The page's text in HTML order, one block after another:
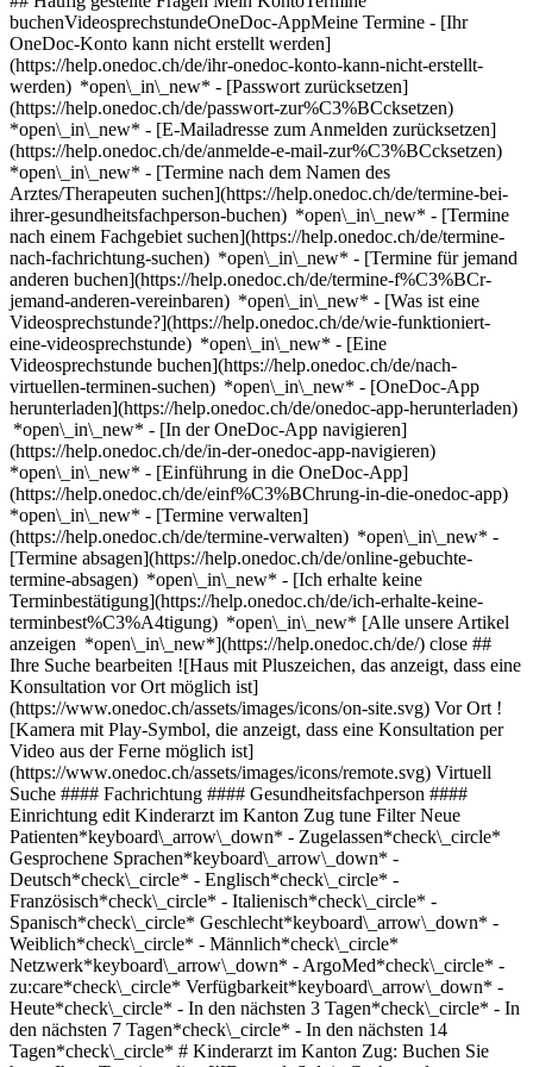
buchenVideosprechstundeOneDoc-AppMeine Termine - [Ihr
OneDoc-Konto kann nicht erstellt werden]
(https://help.onedoc.ch/de/ihr-onedoc-konto-kann-nicht-erstellt-
werden) *open\_in\_new* - [Passwort zurücksetzen]
(https://help.onedoc.ch/de/passwort-zur%C3%BCcksetzen)
*open\_in\_new* - [E-Mailadresse zum Anmelden zurücksetzen]
(https://help.onedoc.ch/de/anmelde-e-mail-zur%C3%BCcksetzen)
*open\_in\_new* - [Termine nach dem Namen des
Arztes/Therapeuten suchen](https://help.onedoc.ch/de/termine-bei-
ihrer-gesundheitsfachperson-buchen) *open\_in\_new* - [Termine
nach einem Fachgebiet suchen](https://help.onedoc.ch/de/termine-
nach-fachrichtung-suchen) *open\_in\_new* - [Termine für jemand
anderen buchen](https://help.onedoc.ch/de/termine-f%C3%BCr-
jemand-anderen-vereinbaren) *open\_in\_new* - [Was ist eine
Videosprechstunde?](https://help.onedoc.ch/de/wie-funktioniert-
eine-videosprechstunde) *open\_in\_new* - [Eine
Videosprechstunde buchen](https://help.onedoc.ch/de/nach-
virtuellen-terminen-suchen) *open\_in\_new* - [OneDoc-App
herunterladen](https://help.onedoc.ch/de/onedoc-app-herunterladen)
*open\_in\_new* - [In der OneDoc-App navigieren]
(https://help.onedoc.ch/de/in-der-onedoc-app-navigieren)
*open\_in\_new* - [Einführung in die OneDoc-App]
(https://help.onedoc.ch/de/einf%C3%BChrung-in-die-onedoc-app)
*open\_in\_new* - [Termine verwalten](https://help.onedoc.ch/de/termine-verwalten) *open\_in\_new* - [Termine absagen](https://help.onedoc.ch/de/online-gebuchte-termine-absagen) *open\_in\_new* - [Ich erhalte keine Terminbestätigung](https://help.onedoc.ch/de/ich-erhalte-keine-terminbest%C3%A4tigung) *open\_in\_new* [Alle unsere Artikel anzeigen *open\_in\_new*](https://help.onedoc.ch/de/) close ## Ihre Suche bearbeiten ![Haus mit Pluszeichen, das anzeigt, dass eine Konsultation vor Ort möglich ist](https://www.onedoc.ch/assets/images/icons/on-site.svg) Vor Ort ![Kamera mit Play-Symbol, die anzeigt, dass eine Konsultation per Video aus der Ferne möglich ist](https://www.onedoc.ch/assets/images/icons/remote.svg) Virtuell Suche #### Fachrichtung #### Gesundheitsfachperson #### Einrichtung edit Kinderarzt im Kanton Zug tune Filter Neue Patienten*keyboard\_arrow\_down* - Zugelassen*check\_circle* Gesprochene Sprachen*keyboard\_arrow\_down* - Deutsch*check\_circle* - Englisch*check\_circle* - Französisch*check\_circle* - Italienisch*check\_circle* - Spanisch*check\_circle* Geschlecht*keyboard\_arrow\_down* - Weiblich*check\_circle* - Männlich*check\_circle* Netzwerk*keyboard\_arrow\_down* - ArgoMed*check\_circle* - zu:care*check\_circle* Verfügbarkeit*keyboard\_arrow\_down* - Heute*check\_circle* - In den nächsten 3 Tagen*check\_circle* - In den nächsten 7 Tagen*check\_circle* - In den nächsten 14 Tagen*check\_circle* # Kinderarzt im Kanton Zug: Buchen Sie heute Ihren Termin online [![Dr. med. Sylvia Gschwend, Kinderärztin in Zug](https://assets.onedoc.ch/images/users/9571321e555f9cdf002ec8aa7d4b449011b9364d62a984303315e6050b8417e9-small.jpg "Dr. med. Sylvia Gschwend, Kinderärztin in Zug")](https://www.onedoc.ch/de/kinderarztin/zug/pu6q/dr-med-sylvia-gschwend) ### [Dr. med. Sylvia Gschwend](https://www.onedoc.ch/de/kinderarztin/zug/pu6q/dr-med-sylvia-gschwend) ![Abzeichen, das ein verifiziertes Profil kennzeichnet](https://www.onedoc.ch/assets/images/icons/checkmark.svg) [Kinderärztin](https://www.onedoc.ch/de/kinderarzt/zug) [Praxis für Kinder und Jugendliche, Wachstums- und Hormonfragen Dr. med. Sylvia Gschwend](https://www.onedoc.ch/de/medizinische-praxis/zug/en4d/praxis-fur-kinder-und-jugendliche-wachstums-und-hormonfragen-dr-med-sylvia-gschwend) Bahnhofstrasse 32 6300 Zug ![Dr. med. Sylvia Gschwend ist bei ArgoMed angeschlossen](https://assets.onedoc.ch/images/networks/logos/56e2a8e8292e9df6e76e9f4a2e0ed8e8d2214c4de1f587b1dba51bed3a27b454-small.png) ![Patient mit Pluszeichen, der anzeigt, dass neue Patienten angenommen werden](https://www.onedoc.ch/assets/images/icons/new-patients.svg)Akzeptiert neue Patienten [Termin buchen](https://www.onedoc.ch/de/kinderarztin/zug/pu6q/dr-med-sylvia-gschwend) Expertisen:[Humane Papillomaviren Impfung (HPV) | Gebärmutterhalskrebsimpfung](https://www.onedoc.ch/de/humane-papillomaviren-impfung-hpv-gebarmutterhalskrebsimpfung/zug), [Aufmerksamkeitsdefizit | Hyperaktivitätsstörung | ADHS](https://www.onedoc.ch/de/aufmerksamkeitsdefizit-hyperaktivitatsstorung-adhs/zug), [Pädiatrische Diabetologie](https://www.onedoc.ch/de/padiatrische-diabetologie/zug), [Allergie | AllergoTest | Allergieabklärung](https://www.onedoc.ch/de/allergie-allergotest-allergieabklarung/zug), [Entwicklungsbegleitung](https://www.onedoc.ch/de/entwicklungsbegleitung/zug), [Vorsorgeuntersuchung bei Kindern | Pädiatrische Vorsorgeuntersuchung | Entwicklungskontrolle](https://www.onedoc.ch/de/vorsorgeuntersuchung-bei-kindern-padiatrische-vorsorgeuntersuchung-entwicklungskontrolle/zug), [Impfungen bei Kindern | Impfungen bei Säuglingen | Impfberatung Pädiatrie](https://www.onedoc.ch/de/impfungen-bei-kindern-impfungen-bei-sauglingen-impfberatung-padiatrie/zug)Mehr anzeigen *chevron\_left* Di. 04 Aug. *chevron\_right* Mehr Termine anzeigen *error\_outline* Beim Laden der Verfügbarkeiten ist ein Fehler aufgetreten [Erneut versuchen](https://www.onedoc.ch) Expertisen:[Humane Papillomaviren Impfung (HPV) | Gebärmutterhalskrebsimpfung](https://www.onedoc.ch/de/humane-papillomaviren-impfung-hpv-gebarmutterhalskrebsimpfung/zug), [Aufmerksamkeitsdefizit | Hyperaktivitätsstörung | ADHS](https://www.onedoc.ch/de/aufmerksamkeitsdefizit-hyperaktivitatsstorung-adhs/zug), [Pädiatrische Diabetologie](https://www.onedoc.ch/de/padiatrische-diabetologie/zug), [Allergie | AllergoTest | Allergieabklärung](https://www.onedoc.ch/de/allergie-allergotest-allergieabklarung/zug), [Entwicklungsbegleitung](https://www.onedoc.ch/de/entwicklungsbegleitung/zug), [Vorsorgeuntersuchung bei Kindern | Pädiatrische Vorsorgeuntersuchung | Entwicklungskontrolle](https://www.onedoc.ch/de/vorsorgeuntersuchung-bei-kindern-padiatrische-vorsorgeuntersuchung-entwicklungskontrolle/zug), [Impfungen bei Kindern | Impfungen bei Säuglingen | Impfberatung Pädiatrie](https://www.onedoc.ch/de/impfungen-bei-kindern-impfungen-bei-sauglingen-impfberatung-padiatrie/zug)Mehr anzeigen [![Dr. med. Pius Bürki, Kinderarzt in Baar](https://assets.onedoc.ch/images/users/178d7593bfe0ae08f0243d944f8405d23f340a854d69d94f4d0e0e0e93c9b50b-small.jpg "Dr. med. Pius Bürki, Kinderarzt in Baar")](https://www.onedoc.ch/de/kinderarzt/baar/pcklj/dr-med-pius-burki) ### [Dr. med. Pius Bürki](https://www.onedoc.ch/de/kinderarzt/baar/pcklj/dr-med-pius-burki) ![Abzeichen, das ein verifiziertes Profil kennzeichnet](https://www.onedoc.ch/assets/images/icons/checkmark.svg) [Kinderarzt](https://www.onedoc.ch/de/kinderarzt/baar) [Kinderzentrum Lindenpark](https://www.onedoc.ch/de/gruppenpraxis/baar/ex47/kinderzentrum-lindenpark) Lindenstrasse 10 6340 Baar ![Dr. med. Pius Bürki ist bei zu:care angeschlossen](https://assets.onedoc.ch/images/networks/logos/9e85df5b147dea7d50fbe6ccd373506a5cbce180d11a930ccb650d3068234935-small.png) ![Patient mit Pluszeichen, der anzeigt, dass neue Patienten angenommen werden](https://www.onedoc.ch/assets/images/icons/new-patients.svg)Akzeptiert neue Patienten [Termin buchen](https://www.onedoc.ch/de/kinderarzt/baar/pcklj/dr-med-pius-burki) Expertisen:[Humane Papillomaviren Impfung (HPV) | Gebärmutterhalskrebsimpfung](https://www.onedoc.ch/de/humane-papillomaviren-impfung-hpv-gebarmutterhalskrebsimpfung/baar), [Aufmerksamkeitsdefizit | Hyperaktivitätsstörung | ADHS](https://www.onedoc.ch/de/aufmerksamkeitsdefizit-hyperaktivitatsstorung-adhs/baar), [Entwicklungsbegleitung](https://www.onedoc.ch/de/entwicklungsbegleitung/baar), [Vorsorgeuntersuchung bei Kindern | Pädiatrische Vorsorgeuntersuchung | Entwicklungskontrolle](https://www.onedoc.ch/de/vorsorgeuntersuchung-bei-kindern-padiatrische-vorsorgeuntersuchung-entwicklungskontrolle/baar), [Impfungen bei Kindern | Impfungen bei Säuglingen | Impfberatung Pädiatrie](https://www.onedoc.ch/de/impfungen-bei-kindern-impfungen-bei-sauglingen-impfberatung-padiatrie/baar), [Pädiatrischer Notfall | Kindernotfall](https://www.onedoc.ch/de/padiatrischer-notfall-kindernotfall/baar), [Hüftultraschall bei Säuglingen | Neugeborenen Ultraschall der Hüfte](https://www.onedoc.ch/de/huftultraschall-bei-sauglingen-neugeborenen-ultraschall-der-hufte/baar)Mehr anzeigen *chevron\_left* Di. 04 Aug. *chevron\_right* Mehr Termine anzeigen *error\_outline* Beim Laden der Verfügbarkeiten ist ein Fehler aufgetreten [Erneut versuchen](https://www.onedoc.ch) Expertisen:[Humane Papillomaviren Impfung (HPV) | Gebärmutterhalskrebsimpfung](https://www.onedoc.ch/de/humane-papillomaviren-impfung-hpv-gebarmutterhalskrebsimpfung/baar), [Aufmerksamkeitsdefizit | Hyperaktivitätsstörung | ADHS](https://www.onedoc.ch/de/aufmerksamkeitsdefizit-hyperaktivitatsstorung-adhs/baar), [Entwicklungsbegleitung](https://www.onedoc.ch/de/entwicklungsbegleitung/baar), [Vorsorgeuntersuchung bei Kindern | Pädiatrische Vorsorgeuntersuchung | Entwicklungskontrolle](https://www.onedoc.ch/de/vorsorgeuntersuchung-bei-kindern-padiatrische-vorsorgeuntersuchung-entwicklungskontrolle/baar), [Impfungen bei Kindern | Impfungen bei Säuglingen | Impfberatung Pädiatrie](https://www.onedoc.ch/de/impfungen-bei-kindern-impfungen-bei-sauglingen-impfberatung-padiatrie/baar), [Pädiatrischer Notfall | Kindernotfall](https://www.onedoc.ch/de/padiatrischer-notfall-kindernotfall/baar), [Hüftultraschall bei Säuglingen | Neugeborenen Ultraschall der Hüfte](https://www.onedoc.ch/de/huftultraschall-bei-sauglingen-neugeborenen-ultraschall-der-hufte/baar)Mehr anzeigen ## __Kinderärzte__: Andere Gesundheitsfachpersonen empfangen Patienten im __Kanton Zug__ ### [Dr. Barbara Bacher](https://www.onedoc.ch/de/kinderarztin/cham/pu2g/dr-barbara-bacher) [Kinderärztin](https://www.onedoc.ch/de/kinderarzt/cham) [Kinderärzte Lorzenpark](https://www.onedoc.ch/de/gruppenpraxis/cham/en0a/kinderarzte-lorzenpark) Lorzenparkstrasse 2 6330 Cham Expertisen:[Humane Papillomaviren Impfung (HPV) | Gebärmutterhalskrebsimpfung](https://www.onedoc.ch/de/humane-papillomaviren-impfung-hpv-gebarmutterhalskrebsimpfung/cham)Mehr anzeigen [Profil ansehen](https://www.onedoc.ch/de/kinderarztin/cham/pu2g/dr-barbara-bacher) ### [Dr. Barbara Bacher](https://www.onedoc.ch/de/kinderarztin/baar/pbo21/dr-barbara-bacher) [Kinderärztin](https://www.onedoc.ch/de/kinderarzt/baar) [Zuger Kantonsspital - Kinderklinik](https://www.onedoc.ch/de/spital/baar/et23/zuger-kantonsspital-kinderklinik) Landhausstrasse 11 6340 Baar Expertisen:[Humane Papillomaviren Impfung (HPV) | Gebärmutterhalskrebsimpfung](https://www.onedoc.ch/de/humane-papillomaviren-impfung-hpv-gebarmutterhalskrebsimpfung/baar)Mehr anzeigen [Profil ansehen](https://www.onedoc.ch/de/kinderarztin/baar/pbo21/dr-barbara-bacher) ### [Dr. Barbara Bacher](https://www.onedoc.ch/de/kinderarztin/cham/pb4jk/dr-barbara-bacher) [Kinderärztin](https://www.onedoc.ch/de/kinderarzt/cham) [AndreasKlinik Cham Zug](https://www.onedoc.ch/de/klinik/cham/ey39/andreasklinik-cham-zug) Rigistrasse 1 6330 Cham Expertisen:[Humane Papillomaviren Impfung (HPV) | Gebärmutterhalskrebsimpfung](https://www.onedoc.ch/de/humane-papillomaviren-i